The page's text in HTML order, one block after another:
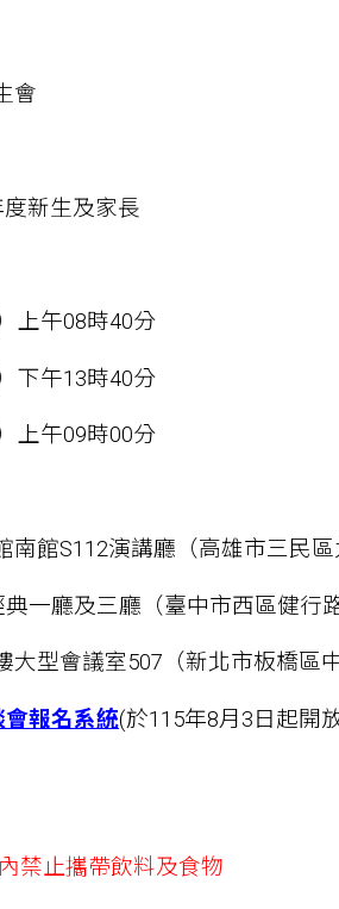
會
新生及家長
上午08時40分
下午13時40分
上午09時00分
館S112演講廳（高雄市三民區
一廳及三廳（臺中市西區健行路
型會議室507（新北市板橋區
報名系統(於115年8月3日起開
禁止攜帶飲料及食物